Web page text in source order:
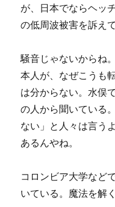
が、日本でならヘッ
の低周波被害を訴えて
騒音じゃないからね
本人が、なぜこうも
は分からない。水俣
の人から聞いている
ない」と人々は言う
あるんやね。
コロンビア大学など
いている。魔法を解